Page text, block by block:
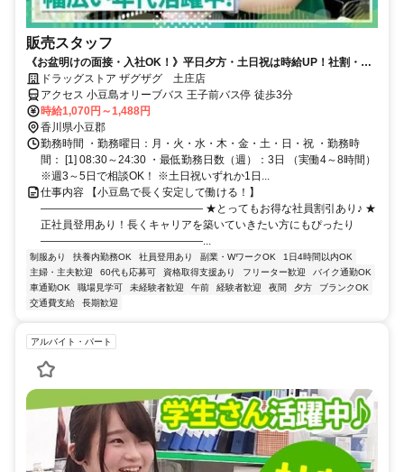
販売スタッフ
《お盆明けの面接・入社OK！》平日夕方・土日祝は時給UP！社割・社
員登用・扶養内OKなどメリット沢山！主婦さん活躍中
ドラッグストア ザグザグ 土庄店
アクセス 小豆島オリーブバス 王子前バス停 徒歩3分
時給1,070円～1,488円
香川県小豆郡
勤務時間 ・勤務曜日：月・火・水・木・金・土・日・祝 ・勤務時
間： [1] 08:30～24:30 ・最低勤務日数（週）：3日 （実働4～8時間）
※週3～5日で相談OK！ ※土日祝いずれか1日...
仕事内容 【小豆島で長く安定して働ける！】
――――――――――――――― ★とってもお得な社員割引あり♪ ★
正社員登用あり！長くキャリアを築いていきたい方にもぴったり
―――――――――――――――...
制服あり 扶養内勤務OK 社員登用あり 副業・WワークOK
1日4時間以内OK
主婦・主夫歓迎
60代も応募可 資格取得支援あり フリーター歓迎
バイク通勤OK
車通勤OK
職場見学可 未経験者歓迎 午前 経験者歓迎 夜間 夕方
ブランクOK
交通費支給
長期歓迎
アルバイト・パート